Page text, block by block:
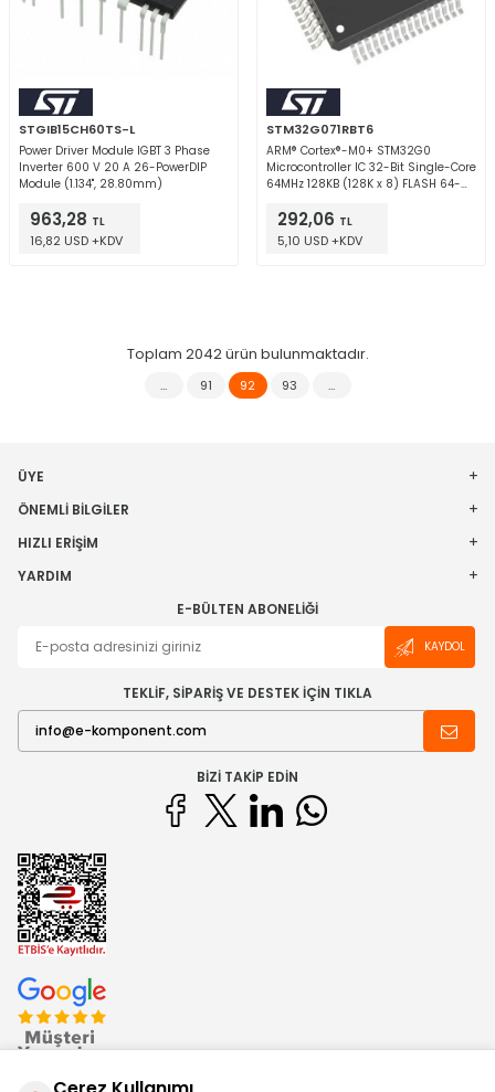
STGIB15CH60TS-L
Power Driver Module IGBT 3 Phase
Inverter 600 V 20 A 26-PowerDIP
Module (1.134", 28.80mm)
963,28 TL
16,82 USD +KDV
STM32G071RBT6
ARM® Cortex®-M0+ STM32G0
Microcontroller IC 32-Bit Single-Core
64MHz 128KB (128K x 8) FLASH 64-
292,06 TL
5,10 USD +KDV
Toplam 2042ürün bulunmaktadır.
… 91 92 93 …
ÜYE
ÖNEMLI BILGILER
HIZLI ERIŞIM
YARDIM
E-BÜLTEN ABONELIĞI
KAYDOL
TEKLİF, SİPARİŞ VE DESTEK İÇİN TIKLA
BIZI TAKIP EDIN